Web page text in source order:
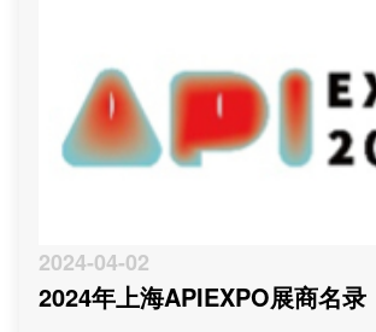
2024-04-02
2024年上海APIEXPO展商名录